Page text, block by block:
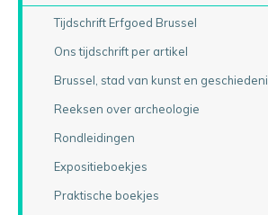
Tijdschrift Erfgoed Brussel
Ons tijdschrift per artikel
Brussel, stad van kunst en
Reeksen over archeologie
Rondleidingen
Expositieboekjes
Praktische boekjes